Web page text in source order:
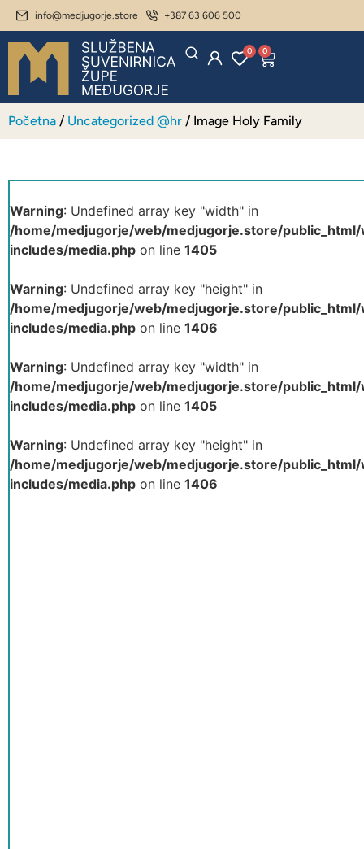
info@medjugorje.store +387 63 606 500
0 0
Početna / Uncategorized @hr / Image Holy Family
Warning: Undefined array key "width" in
/home/medjugorje/web/medjugorje.store/
includes/media.php on line 1405
Warning: Undefined array key "height" in
/home/medjugorje/web/medjugorje.store/
includes/media.php on line 1406
Warning: Undefined array key "width" in
/home/medjugorje/web/medjugorje.store/
includes/media.php on line 1405
Warning: Undefined array key "height" in
/home/medjugorje/web/medjugorje.store/
includes/media.php on line 1406